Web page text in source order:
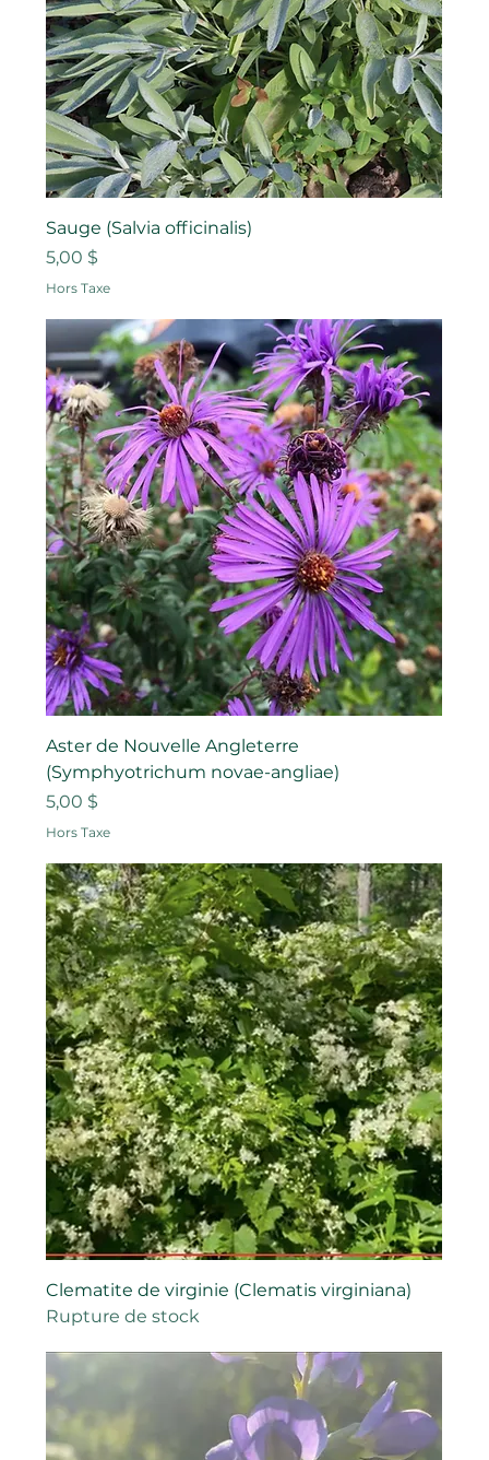
Sauge (Salvia officinalis)
Prix
5,00 $
Hors Taxe
Aster de Nouvelle Angleterre
(Symphyotrichum novae-angliae)
Prix
5,00 $
Hors Taxe
Clematite de virginie (Clematis virginiana)
Rupture de stock